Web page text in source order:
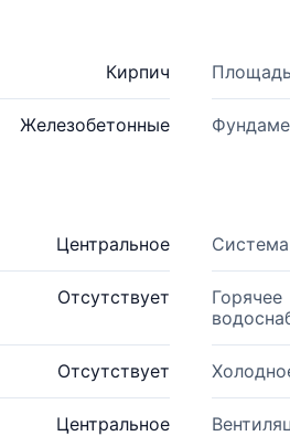
Кирпич
Железобетонные
Центральное
Отсутствует
Горячее
Отсутствует
Центральное